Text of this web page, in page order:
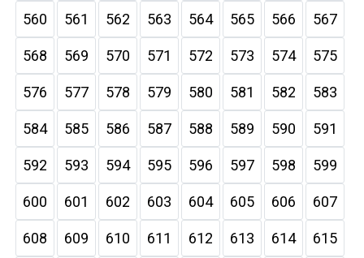
560 561 562 563 564 565 566 567
568 569 570 571 572 573 574 575
576 577 578 579 580 581 582 583
584 585 586 587 588 589 590 591
592 593 594 595 596 597 598 599
600 601 602 603 604 605 606 607
608 609 610 611 612 613 614 615